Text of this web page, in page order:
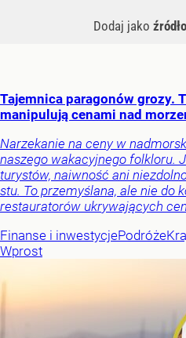
Dodaj jako
Tajemnica paragonów grozy.
manipulują cenami nad
Narzekanie na ceny w
naszego wakacyjnego folkloru.
turystów, naiwność ani
stu. To przemyślana, ale nie do
restauratorów ukrywających
Finanse i inwestycjePodróże
Wprost